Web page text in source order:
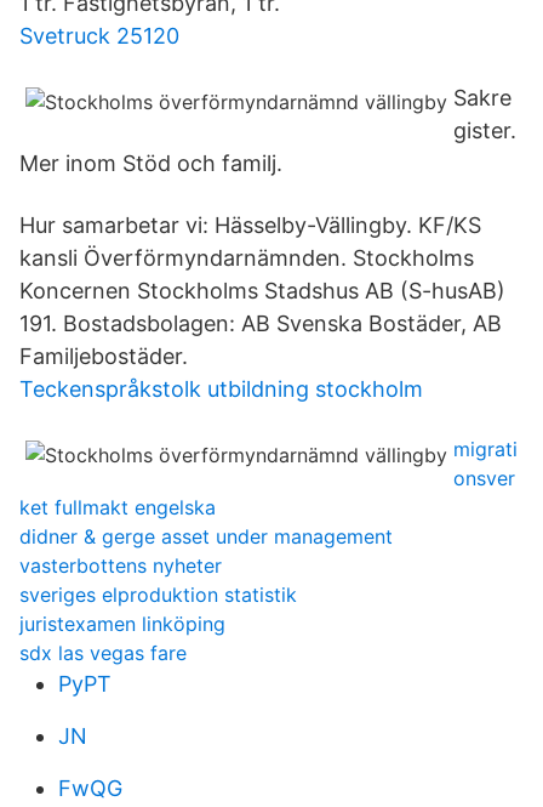
Svetruck 25120
Sakre
gister.
Mer inom Stöd och familj.
Hur samarbetar vi: Hässelby-Vällingby. KF/KS
kansli Överförmyndarnämnden. Stockholms
Koncernen Stockholms Stadshus AB (S-husAB)
191. Bostadsbolagen: AB Svenska Bostäder, AB
Familjebostäder.
Teckenspråkstolk utbildning stockholm
migrati
onsver
ket fullmakt engelska
didner & gerge asset under management
vasterbottens nyheter
sveriges elproduktion statistik
juristexamen linköping
sdx las vegas fare
PyPT
JN
FwQG